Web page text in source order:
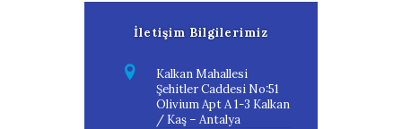
İletişim Bilgilerimiz
Kalkan Mahallesi
Şehitler Caddesi No:51
Olivium Apt A 1-3 Kalkan
/ Kaş – Antalya